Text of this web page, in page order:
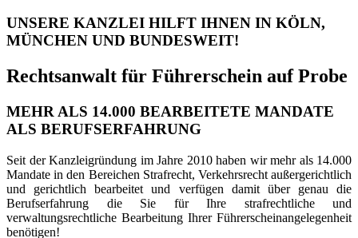
UNSERE KANZLEI HILFT IHNEN IN KÖLN,
MÜNCHEN UND BUNDESWEIT!
Rechtsanwalt für Führerschein auf Probe
MEHR ALS 14.000 BEARBEITETE MANDATE
ALS BERUFSERFAHRUNG
Seit der Kanzleigründung im Jahre 2010 haben wir mehr als 14.000
Mandate in den Bereichen Strafrecht, Verkehrsrecht außergerichtlich
und gerichtlich bearbeitet und verfügen damit über genau die
Berufserfahrung die Sie für Ihre strafrechtliche und
verwaltungsrechtliche Bearbeitung Ihrer Führerscheinangelegenheit
benötigen!